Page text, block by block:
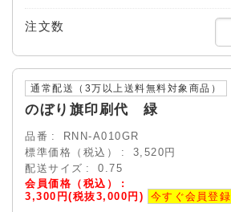
注文数
通常配送（3万以上送料無料対象商品）
のぼり旗印刷代 緑
品番
RNN-A010GR
標準価格（税込）
3,520円
配送サイズ
0.75
会員価格（税込）
3,300円(税抜3,000円)
今すぐ会員登録